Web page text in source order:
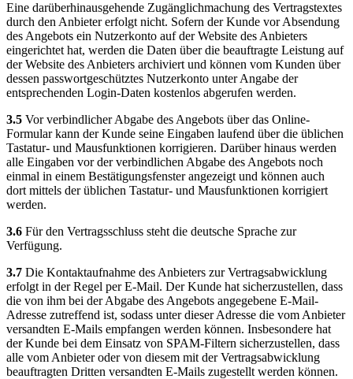
Eine darüberhinausgehende Zugänglichmachung des Vertragstextes
durch den Anbieter erfolgt nicht. Sofern der Kunde vor Absendung
des Angebots ein Nutzerkonto auf der Website des Anbieters
eingerichtet hat, werden die Daten über die beauftragte Leistung auf
der Website des Anbieters archiviert und können vom Kunden über
dessen passwortgeschütztes Nutzerkonto unter Angabe der
entsprechenden Login-Daten kostenlos abgerufen werden.
3.5 Vor verbindlicher Abgabe des Angebots über das Online-
Formular kann der Kunde seine Eingaben laufend über die üblichen
Tastatur- und Mausfunktionen korrigieren. Darüber hinaus werden
alle Eingaben vor der verbindlichen Abgabe des Angebots noch
einmal in einem Bestätigungsfenster angezeigt und können auch
dort mittels der üblichen Tastatur- und Mausfunktionen korrigiert
werden.
3.6 Für den Vertragsschluss steht die deutsche Sprache zur
Verfügung.
3.7 Die Kontaktaufnahme des Anbieters zur Vertragsabwicklung
erfolgt in der Regel per E-Mail. Der Kunde hat sicherzustellen, dass
die von ihm bei der Abgabe des Angebots angegebene E-Mail-
Adresse zutreffend ist, sodass unter dieser Adresse die vom Anbieter
versandten E-Mails empfangen werden können. Insbesondere hat
der Kunde bei dem Einsatz von SPAM-Filtern sicherzustellen, dass
alle vom Anbieter oder von diesem mit der Vertragsabwicklung
beauftragten Dritten versandten E-Mails zugestellt werden können.